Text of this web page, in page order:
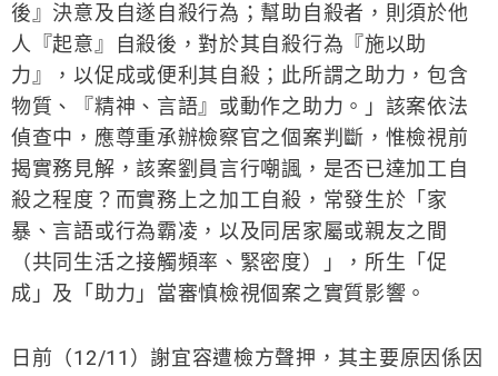
後』決意及自遂自殺行為；幫助自殺者，則須於他
人『起意』自殺後，對於其自殺行為『施以助
力』，以促成或便利其自殺；此所謂之助力，包含
物質、『精神、言語』或動作之助力。」該案依法
偵查中，應尊重承辦檢察官之個案判斷，惟檢視前
揭實務見解，該案劉員言行嘲諷，是否已達加工自
殺之程度？而實務上之加工自殺，常發生於「家
暴、言語或行為霸凌，以及同居家屬或親友之間
（共同生活之接觸頻率、緊密度）」，所生「促
成」及「助力」當審慎檢視個案之實質影響。
日前（12/11）謝宜容遭檢方聲押，其主要原因係因